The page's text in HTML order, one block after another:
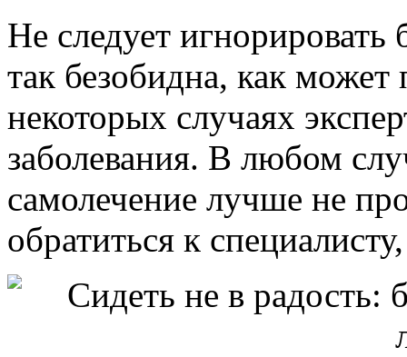
Не следует
так безобидна, как может
некоторых случаях
заболевания. В любом
самолечение лучше не
обратиться к